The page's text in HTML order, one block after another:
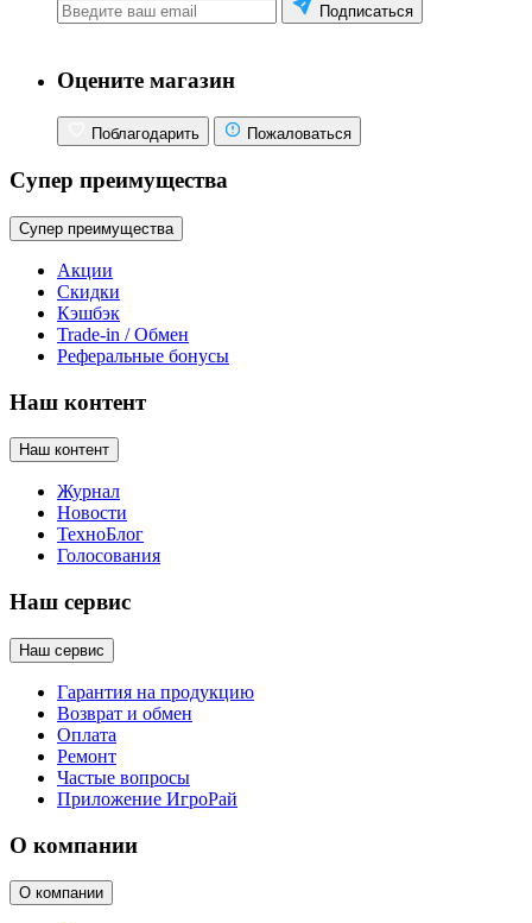
Подписаться
Оцените магазин
Поблагодарить Пожаловаться
Супер преимущества
Супер преимущества
Акции
Скидки
Кэшбэк
Trade-in / Обмен
Реферальные бонусы
Наш контент
Наш контент
Журнал
Новости
ТехноБлог
Голосования
Наш сервис
Наш сервис
Гарантия на продукцию
Возврат и обмен
Оплата
Ремонт
Частые вопросы
Приложение ИгроРай
О компании
О компании